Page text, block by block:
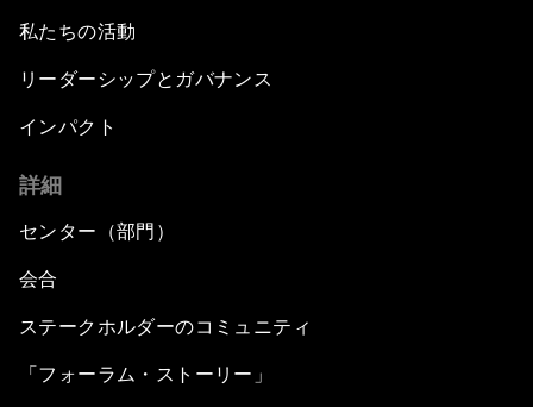
私たちの活動
リーダーシップとガバナンス
インパクト
詳細
センター（部門）
会合
ステークホルダーのコミュニティ
「フォーラム・ストーリー」